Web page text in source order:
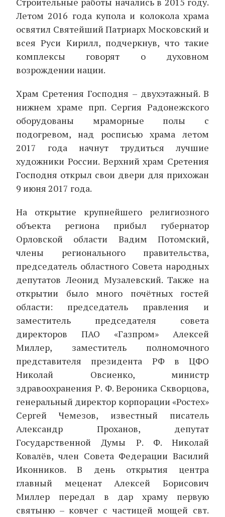
Летом 2016 года купола и колокола храма
освятил Святейший Патриарх Московский и
всея Руси Кирилл, подчеркнув, что такие
комплексы говорят о духовном
возрождении нации.
Храм Сретения Господня – двухэтажный. В
нижнем храме прп. Сергия Радонежского
оборудованы мраморные полы с
подогревом, над росписью храма летом
2017 года начнут трудиться лучшие
художники России. Верхний храм Сретения
Господня открыл свои двери для прихожан
9 июня 2017 года.
На открытие крупнейшего религиозного
объекта региона прибыл губернатор
Орловской области Вадим Потомский,
члены регионального правительства,
председатель областного Совета народных
депутатов Леонид Музалевский. Также на
открытии было много почётных гостей
области: председатель правления и
заместитель председателя совета
директоров ПАО «Газпром» Алексей
Миллер, заместитель полномочного
представителя президента РФ в ЦФО
Николай Овсиенко, министр
здравоохранения Р. Ф. Вероника Скворцова,
генеральный директор корпорации «Ростех»
Сергей Чемезов, известный писатель
Александр Проханов, депутат
Государственной Думы Р. Ф. Николай
Ковалёв, член Совета Федерации Василий
Иконников. В день открытия центра
главный меценат Алексей Борисович
Миллер передал в дар храму первую
святыню – ковчег с частицей мощей свт.